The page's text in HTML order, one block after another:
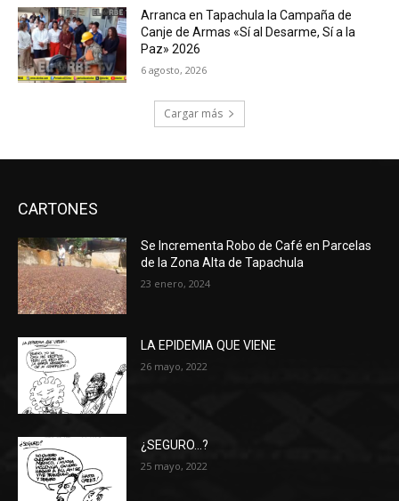
Arranca en Tapachula la Campaña de
Canje de Armas «Sí al Desarme, Sí a la
Paz» 2026
6 agosto, 2026
Cargar más
CARTONES
Se Incrementa Robo de Café en Parcelas
de la Zona Alta de Tapachula
23 enero, 2024
LA EPIDEMIA QUE VIENE
26 mayo, 2022
¿SEGURO…?
25 mayo, 2022